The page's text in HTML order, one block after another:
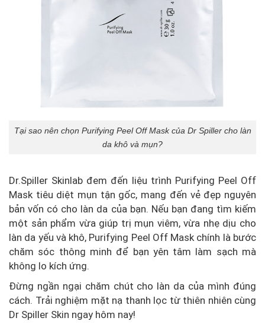
Tại sao nên chọn Purifying Peel Off Mask của Dr Spiller cho làn
da khô và mụn?
Dr.Spiller Skinlab đem đến liệu trình Purifying Peel Off
Mask tiêu diệt mụn tận gốc, mang đến vẻ đẹp nguyên
bản vốn có cho làn da của bạn. Nếu bạn đang tìm kiếm
một sản phẩm vừa giúp trị mụn viêm, vừa nhẹ dịu cho
làn da yếu và khô, Purifying Peel Off Mask chính là bước
chăm sóc thông minh để bạn yên tâm làm sạch mà
không lo kích ứng.
Đừng ngần ngại chăm chút cho làn da của mình đúng
cách. Trải nghiệm mặt nạ thanh lọc từ thiên nhiên cùng
Dr Spiller Skin ngay hôm nay!